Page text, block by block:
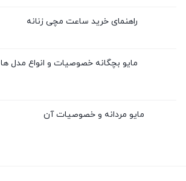
راهنمای خرید ساعت مچی زنانه
مایو بچگانه خصوصیات و انواع مدل ها
مایو مردانه و خصوصیات آن